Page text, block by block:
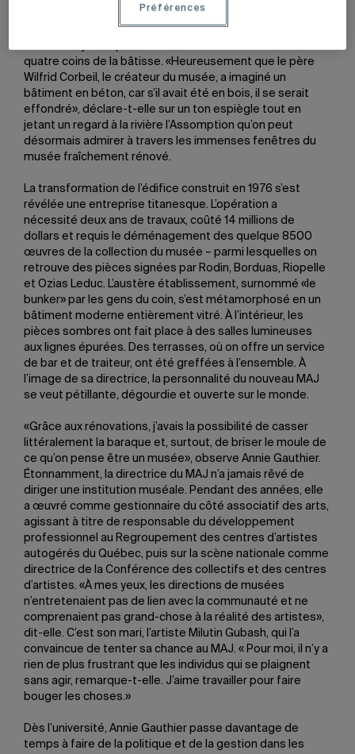
les salles, se rappelle la directrice de 41 ans. C’était une
vraie passoire!» Les nuits de forte pluie, ses employés et
quatre coins de la bâtisse. «Heureusement que le père
Wilfrid Corbeil, le créateur du musée, a imaginé un
bâtiment en béton, car s’il avait été en bois, il se serait
effondré», déclare-t-elle sur un ton espiègle tout en
jetant un regard à la rivière l’Assomption qu’on peut
désormais admirer à travers les immenses fenêtres du
musée fraîchement rénové.
La transformation de l’édifice construit en 1976 s’est
révélée une entreprise titanesque. L’opération a
nécessité deux ans de travaux, coûté 14 millions de
dollars et requis le déménagement des quelque 8500
œuvres de la collection du musée – parmi lesquelles on
retrouve des pièces signées par Rodin, Borduas, Riopelle
et Ozias Leduc. L’austère établissement, surnommé «le
bunker» par les gens du coin, s’est métamorphosé en un
bâtiment moderne entièrement vitré. À l’intérieur, les
pièces sombres ont fait place à des salles lumineuses
aux lignes épurées. Des terrasses, où on offre un service
de bar et de traiteur, ont été greffées à l’ensemble. À
l’image de sa directrice, la personnalité du nouveau MAJ
se veut pétillante, dégourdie et ouverte sur le monde.
«Grâce aux rénovations, j’avais la possibilité de casser
littéralement la baraque et, surtout, de briser le moule de
ce qu’on pense être un musée», observe Annie Gauthier.
Étonnamment, la directrice du MAJ n’a jamais rêvé de
diriger une institution muséale. Pendant des années, elle
a œuvré comme gestionnaire du côté associatif des arts,
agissant à titre de responsable du développement
professionnel au Regroupement des centres d’artistes
autogérés du Québec, puis sur la scène nationale comme
directrice de la Conférence des collectifs et des centres
d’artistes. «À mes yeux, les directions de musées
n’entretenaient pas de lien avec la communauté et ne
comprenaient pas grand-chose à la réalité des artistes»,
dit-elle. C’est son mari, l’artiste Milutin Gubash, qui l’a
convaincue de tenter sa chance au MAJ. « Pour moi, il n’y a
rien de plus frustrant que les individus qui se plaignent
sans agir, remarque-t-elle. J’aime travailler pour faire
bouger les choses.»
Dès l’université, Annie Gauthier passe davantage de
temps à faire de la politique et de la gestion dans les
Préférences